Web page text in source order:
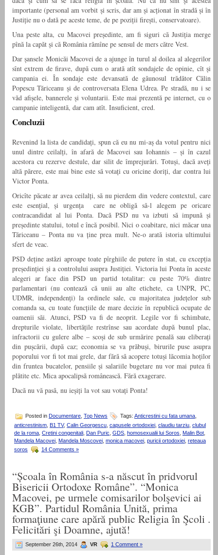
importante (personal am vorbit și scris, dar am și acționat în stradă și în
Justiție nu o dată pe aceste teme, de pe poziții firești, conservatoare).
Una peste alta, cu Macovei președinte, am fi siguri că Justiția merge
pînă la capăt și că România rămîne pe sensul de mers către Vest.
Dar șansele Monicăi Macovei de a ajunge în turul al doilea al alegerilor
sînt extrem de firave, după cum o arată atît sondajele de opinie, cît și
campania ei. În sondaje este devansată de găunosul trădător Călin
Popescu Tăriceanu și de controversata Elena Udrea. Pe stradă, nu i se
văd afișele, bannerele și voluntarii. Este mai prezentă pe internet, cu o
campanie inteligentă, dar cam atît. Insuficient, cred.
Concluzii
Revenind la lista de candidați, spun că eu nu mi-aș da votul pentru nici
unul dintre ceilalți, în afară de Macovei sau Iohannis – și în cazul
acestora cu rezerve destule, dar silit de împrejurări. Totuși, dacă aveți
altă părere, este mai bine este să votați cu oricine doriți, dar contra lui
Victor Ponta.
Oricîte păcate ar avea ceilalți, să nu pierdem din vedere contextul, care
este esențial, și urgența care ne obligă să-l alegem pe oricare
contracandidat al lui Ponta. Dacă PSD nu va izbuti să impună și
președinte statului, totul e încă posibil. Nici o coabitare, nici măcar una
Tăriceanu – Ponta nu va ține prea mult. Ne-o arată istoria ultimului
sfert de veac.
PSD deține astăzi aproape toate pîrghiile de putere în stat, cu excepția
președinției și a controlului asupra Justiției. Victoria lui Ponta în aceste
alegeri ar face din PSD un partid totalitar: cu peste 70% dintre
parlamentari (nu contează că unii au alte etichete, ca UNPR, PC,
UDMR, independenți) la ordinele sale, cu majoritatea județelor sub
comanda sa, cu toate funcțiile de mare decizie în republică ocupate de
oamenii săi. Atunci, PSD va fi de neoprit. Legile vor fi schimbate,
drepturile violate, libertățile restrînse sau acordate după bunul plac,
infractorii cu gulere albe – scoși de sub urmărire penală sau eliberați
din pușcării, după caz; economia se va prăbuși, birurile puse asupra
poporului vor fi tot mai grele, dar fără să acopere totuși lăcomia hoților
din fruntea bucatelor, pensiile și salariile bugetare nu vor mai putea fi
plătite etc. Mica apocalipsă românească. Fără exagerare.
Dacă nu vă pasă, nu ieșiți la vot sau votați Ponta!
Posted in Documentare Top News Tags: Anticrestini cu fata umana
anticrestinism, B1 TV, Calin Georgescu, capusele ortodoxiei, claudiu tarziu, clubul
de la roma, Cretini congenitali, Dan Puric, GDS, homosexualii lui Soros, Malin Bot,
Mandela Macovei, Mandela Moscovei, monica macovei, puricii ortodoxiei, reteaua
soros
14 Comments »
“Școala în România s-a născut în pridvorul
Bisericii Ortodoxe Române”. “Monica
Macovei, pe urmele comisarilor bolşevici ai
KGB”. Partidul România Unită, prima
formaţiune care apără public Religia în Şcoli .
Felicitări şi Doamne, ajută!
September 26th, 2014 VR 1 Comment »